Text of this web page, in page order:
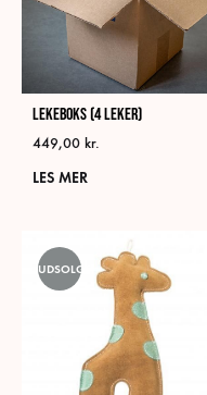
Lekeboks (4 leker)
449,00 kr.
LES MER
UDSOLGT